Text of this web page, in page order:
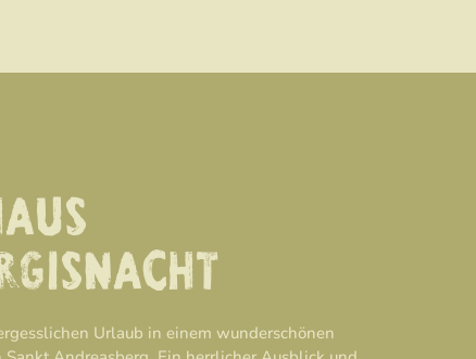
Urlaub in einem wunderschönen